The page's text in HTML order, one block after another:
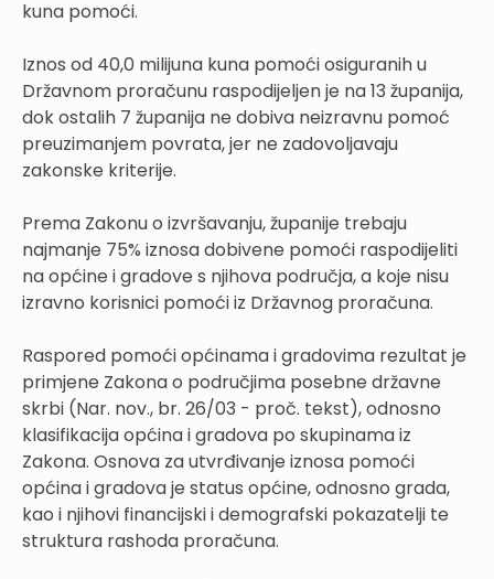
kuna pomoći.
Iznos od 40,0 milijuna kuna pomoći osiguranih u
Državnom proračunu raspodijeljen je na 13 županija,
dok ostalih 7 županija ne dobiva neizravnu pomoć
preuzimanjem povrata, jer ne zadovoljavaju
zakonske kriterije.
Prema Zakonu o izvršavanju, županije trebaju
najmanje 75% iznosa dobivene pomoći raspodijeliti
na općine i gradove s njihova područja, a koje nisu
izravno korisnici pomoći iz Državnog proračuna.
Raspored pomoći općinama i gradovima rezultat je
primjene Zakona o područjima posebne državne
skrbi (Nar. nov., br. 26/03 - proč. tekst), odnosno
klasifikacija općina i gradova po skupinama iz
Zakona. Osnova za utvrđivanje iznosa pomoći
općina i gradova je status općine, odnosno grada,
kao i njihovi financijski i demografski pokazatelji te
struktura rashoda proračuna.